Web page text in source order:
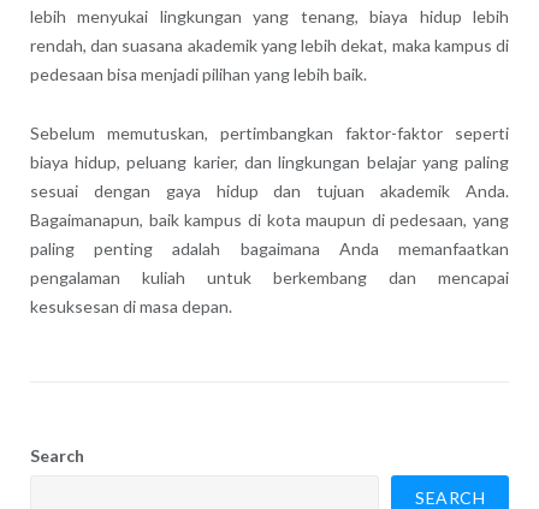
lebih menyukai lingkungan yang tenang, biaya hidup lebih
rendah, dan suasana akademik yang lebih dekat, maka kampus di
pedesaan bisa menjadi pilihan yang lebih baik.
Sebelum memutuskan, pertimbangkan faktor-faktor seperti
biaya hidup, peluang karier, dan lingkungan belajar yang paling
sesuai dengan gaya hidup dan tujuan akademik Anda.
Bagaimanapun, baik kampus di kota maupun di pedesaan, yang
paling penting adalah bagaimana Anda memanfaatkan
pengalaman kuliah untuk berkembang dan mencapai
kesuksesan di masa depan.
Search
SEARCH